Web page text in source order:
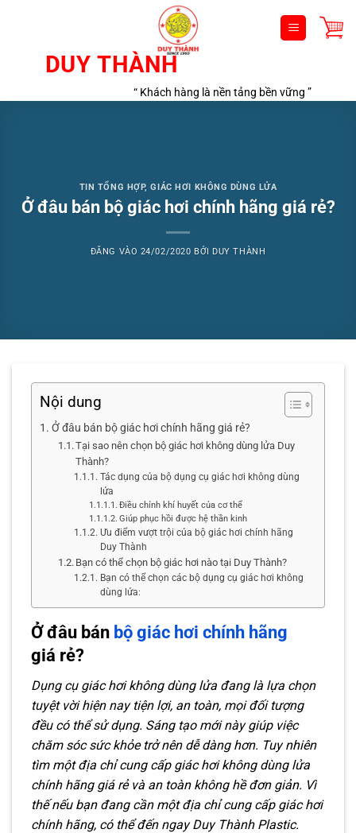
DUY THÀNH
“ Khách hàng là nền tảng bền vững ”
TIN TỔNG HỢP,GIÁC HƠI KHÔNG DÙNG LỬA
Ở đâu bán bộ giác hơi chính hãng giá rẻ?
ĐĂNG VÀO 24/02/2020 BỞI DUY THÀNH
Nội dung
Ở đâu bán bộ giác hơi chính hãng giá rẻ?
Tại sao nên chọn bộ giác hơi không dùng lửa Duy
Thành?
Tác dụng của bộ dụng cụ giác hơi không dùng
lửa
Điều chỉnh khí huyết của cơ thể
Giúp phục hồi được hệ thần kinh
Ưu điểm vượt trội của bộ giác hơi chính hãng
Duy Thành
Bạn có thể chọn bộ giác hơi nào tại Duy Thành?
Bạn có thể chọn các bộ dụng cụ giác hơi không
dùng lửa:
Ở đâu bán bộ giác hơi chính hãng
giá rẻ?
Dụng cụ giác hơi không dùng lửa đang là lựa chọn
tuyệt vời hiện nay tiện lợi, an toàn, mọi đối tượng
đều có thể sử dụng. Sáng tạo mới này giúp việc
chăm sóc sức khỏe trở nên dễ dàng hơn. Tuy nhiên
tìm một địa chỉ cung cấp giác hơi không dùng lửa
chính hãng giá rẻ và an toàn không hề đơn giản. Vì
thế nếu bạn đang cần một địa chỉ cung cấp giác hơi
chính hãng, có thể đến ngay Duy Thành Plastic.